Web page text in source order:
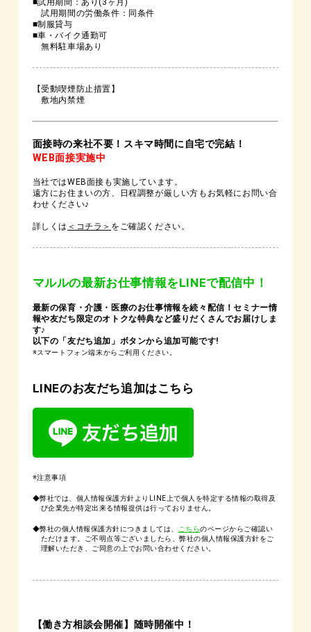
■試用期間：あり(3ヶ月)
試用期間の労働条件：同条件
■制服貸与
■車・バイク通勤可
無料駐車場あり
【受動喫煙防止措置】
敷地内禁煙
面接時の来社不要！スキマ時間に自宅で完結！
WEB面接実施中
当社ではWEB面接も実施しています。
遠方にお住まいの方、日程調整が厳しい方もお気軽にお問い合
わせください♪
詳しくは ＜コチラ＞ をご確認ください。
マルルの最新お仕事情報をLINEで配信中！
最新の保育・介護・医療のお仕事情報を続々配信！セミナー情
報や友だち限定のオトクな特典など盛りだくさんでお届けしま
す♪
以下の「友だち追加」ボタンから追加可能です!
※スマートフォン端末からご利用ください。
LINEのお友だち追加はこちら
※注意事項
◆弊社では、個人情報保護方針よりLINE上で個人を特定する情報の取得及
び企業先が特定出来る情報提供は行っておりません。
◆弊社の個人情報保護方針につきましては、 こちらのページからご確認い
ただけます。ご不明点等ございましたら、弊社の個人情報保護方針をご
理解いただき、ご同意の上でお問い合わせください。
【働き方相談会開催】随時開催中！